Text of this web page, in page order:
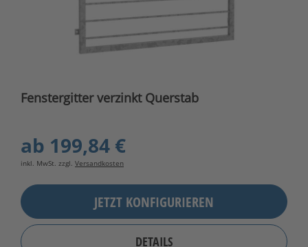
Fenstergitter verzinkt Querstab
ab 199,84 €
inkl. MwSt. zzgl. Versandkosten
JETZT KONFIGURIEREN
DETAILS